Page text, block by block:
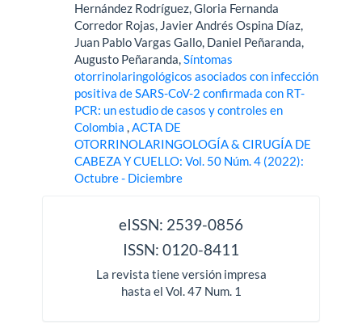
Hernández Rodríguez, Gloria Fernanda
Corredor Rojas, Javier Andrés Ospina Díaz,
Juan Pablo Vargas Gallo, Daniel Peñaranda,
Augusto Peñaranda,Síntomas
otorrinolaringológicos asociados con infección
positiva de SARS-CoV-2 confirmada con RT-
PCR: un estudio de casos y controles en
Colombia,ACTA DE
OTORRINOLARINGOLOGÍA & CIRUGÍA DE
CABEZA Y CUELLO: Vol. 50 Núm. 4 (2022):
Octubre - Diciembre
eISSN: 2539-0856
ISSN: 0120-8411
La revista tiene versión impresa
hasta el Vol. 47 Num. 1